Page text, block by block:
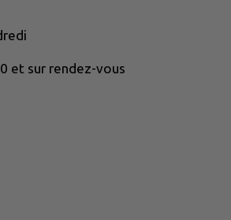
et sur rendez-vous